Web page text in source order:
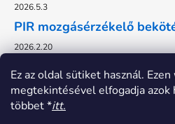
Ez az oldal sütiket használ.
megtekintésével elfogadja azok
többet *itt.
2026.5.3
PIR mozgásérzékelő
2026.2.20